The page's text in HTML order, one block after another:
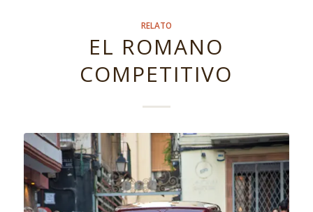
RELATO
EL ROMANO
COMPETITIVO